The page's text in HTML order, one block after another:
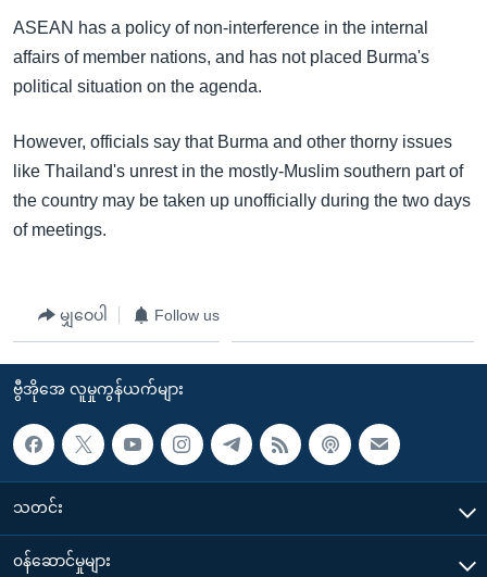
ASEAN has a policy of non-interference in the internal
affairs of member nations, and has not placed Burma's
political situation on the agenda.
However, officials say that Burma and other thorny issues
like Thailand's unrest in the mostly-Muslim southern part of
the country may be taken up unofficially during the two days
of meetings.
မျှဝေပါ Follow us
ဗွီအိုအေ လူမှုကွန်ယက်များ
သတင်း
၀န်ဆောင်မှုများ